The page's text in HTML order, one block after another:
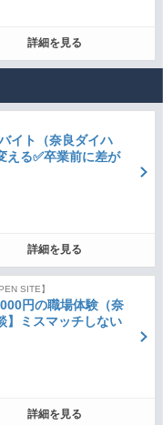
詳細を見る
イト（奈良ダイハ
える✅卒業前に差が
詳細を見る
SITE】
円の職場体験（奈
】ミスマッチしない
詳細を見る